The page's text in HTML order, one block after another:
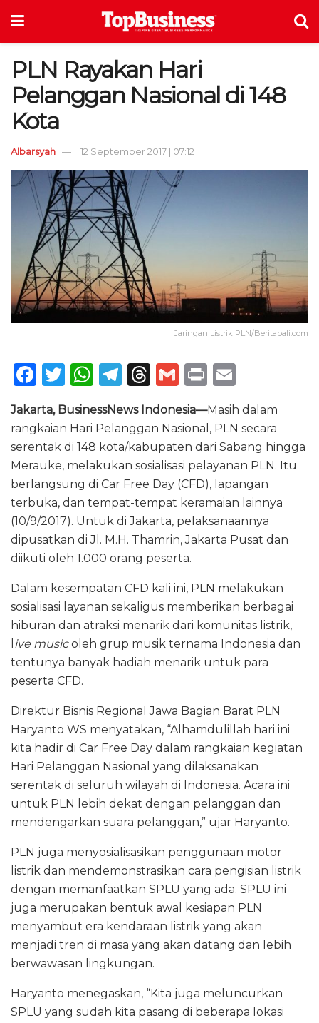
PLN Rayakan Hari
Pelanggan Nasional di 148
Kota
Albarsyah 12 September 2017 | 07:12
Jaringan Listrik PLN/Beritabali.com
F
c
e
b
o
o
k
T
w
it
te
r
W
a
ts
A
p
p
T
e
g
ra
m
T
h
re
a
d
s
G
m
ai
l
P
n
t
m
ai
l
Jakarta, BusinessNews Indonesia—Masih dalam
rangkaian Hari Pelanggan Nasional, PLN secara
serentak di 148 kota/kabupaten dari Sabang hingga
Merauke, melakukan sosialisasi pelayanan PLN. Itu
berlangsung di Car Free Day (CFD), lapangan
terbuka, dan tempat-tempat keramaian lainnya
(10/9/2017). Untuk di Jakarta, pelaksanaannya
dipusatkan di Jl. M.H. Thamrin, Jakarta Pusat dan
diikuti oleh 1.000 orang peserta.
Dalam kesempatan CFD kali ini, PLN melakukan
sosialisasi layanan sekaligus memberikan berbagai
hiburan dan atraksi menarik dari komunitas listrik,
ive musicoleh grup musik ternama Indonesia dan
tentunya banyak hadiah menarik untuk para
peserta CFD.
Direktur Bisnis Regional Jawa Bagian Barat PLN
Haryanto WS menyatakan, “Alhamdulillah hari ini
kita hadir di Car Free Day dalam rangkaian kegiatan
Hari Pelanggan Nasional yang dilaksanakan
serentak di seluruh wilayah di Indonesia. Acara ini
untuk PLN lebih dekat dengan pelanggan dan
mendengarkan suara pelanggan,” ujar Haryanto.
PLN juga menyosialisasikan penggunaan motor
listrik dan mendemonstrasikan cara pengisian listrik
dengan memanfaatkan SPLU yang ada. SPLU ini
juga merupakan bentuk awal kesiapan PLN
menyambut era kendaraan listrik yang akan
menjadi tren di masa yang akan datang dan lebih
berwawasan lingkungan.
Haryanto menegaskan, “Kita juga meluncurkan
SPLU yang sudah kita pasang di beberapa lokasi